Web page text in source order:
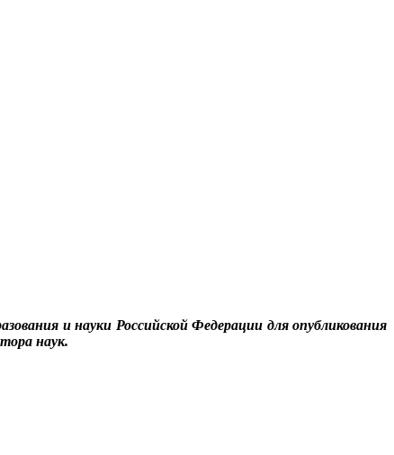
и науки Российской Федерации для опубликования
наук.